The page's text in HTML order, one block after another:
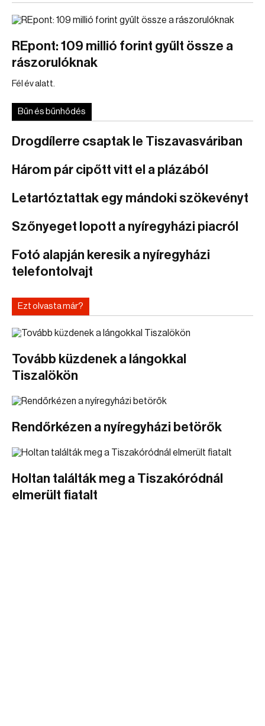
REpont: 109 millió forint gyűlt össze a
rászorulóknak
Fél év alatt.
Bűn és bűnhődés
Drogdílerre csaptak le Tiszavasváriban
Három pár cipőtt vitt el a plázából
Letartóztattak egy mándoki szökevényt
Szőnyeget lopott a nyíregyházi piacról
Fotó alapján keresik a nyíregyházi
telefontolvajt
Ezt olvasta már?
Tovább küzdenek a lángokkal
Tiszalökön
Rendőrkézen a nyíregyházi betörők
Holtan találták meg a Tiszakóródnál
elmerült fiatalt